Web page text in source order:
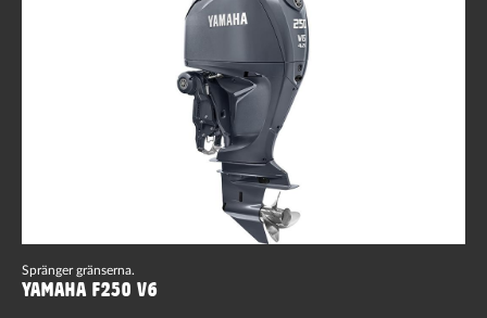
Spränger gränserna.
Yamaha F250 V6